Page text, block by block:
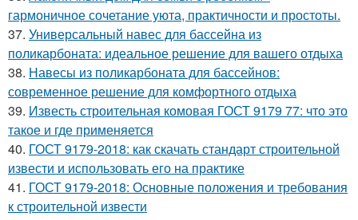
гармоничное сочетание уюта, практичности и простоты.
37. Универсальный навес для бассейна из
поликарбоната: идеальное решение для вашего отдыха
38. Навесы из поликарбоната для бассейнов:
современное решение для комфортного отдыха
39. Известь строительная комовая ГОСТ 9179 77: что это
такое и где применяется
40. ГОСТ 9179-2018: как скачать стандарт строительной
извести и использовать его на практике
41. ГОСТ 9179-2018: Основные положения и требования
к строительной извести